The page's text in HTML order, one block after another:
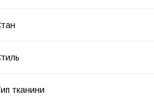
тканини